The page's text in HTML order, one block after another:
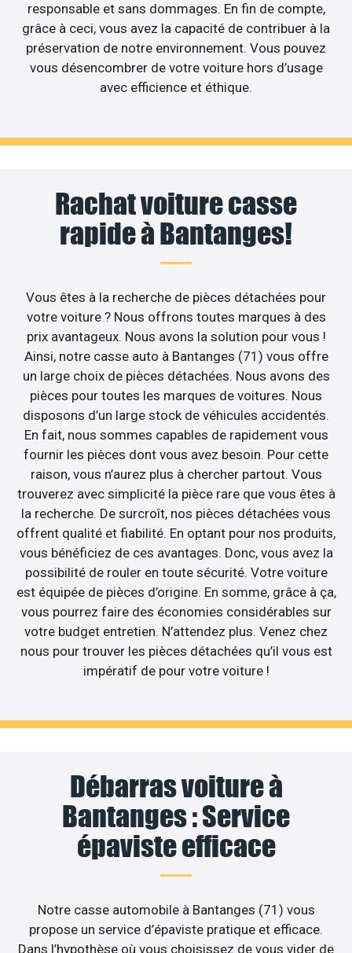
responsable et sans dommages. En fin de compte,
grâce à ceci, vous avez la capacité de contribuer à la
préservation de notre environnement. Vous pouvez
vous désencombrer de votre voiture hors d’usage
avec efficience et éthique.
Rachat voiture casse
rapide à Bantanges!
Vous êtes à la recherche de pièces détachées pour
votre voiture ? Nous offrons toutes marques à des
prix avantageux. Nous avons la solution pour vous !
Ainsi, notre casse auto à Bantanges (71) vous offre
un large choix de pièces détachées. Nous avons des
pièces pour toutes les marques de voitures. Nous
disposons d’un large stock de véhicules accidentés.
En fait, nous sommes capables de rapidement vous
fournir les pièces dont vous avez besoin. Pour cette
raison, vous n’aurez plus à chercher partout. Vous
trouverez avec simplicité la pièce rare que vous êtes à
la recherche. De surcroît, nos pièces détachées vous
offrent qualité et fiabilité. En optant pour nos produits,
vous bénéficiez de ces avantages. Donc, vous avez la
possibilité de rouler en toute sécurité. Votre voiture
est équipée de pièces d’origine. En somme, grâce à ça,
vous pourrez faire des économies considérables sur
votre budget entretien. N’attendez plus. Venez chez
nous pour trouver les pièces détachées qu’il vous est
impératif de pour votre voiture !
Débarras voiture à
Bantanges : Service
épaviste efficace
Notre casse automobile à Bantanges (71) vous
propose un service d’épaviste pratique et efficace.
Dans l’hypothèse où vous choisissez de vous vider de